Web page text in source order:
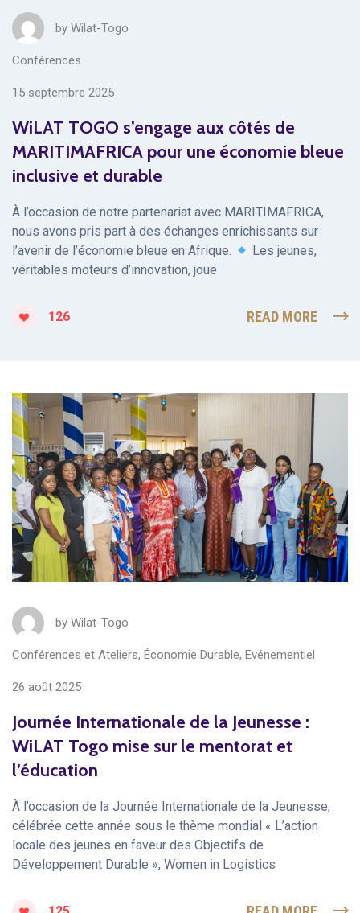
by Wilat-Togo
Conférences
15 septembre 2025
WiLAT TOGO s’engage aux côtés de
MARITIMAFRICA pour une économie bleue
inclusive et durable
À l’occasion de notre partenariat avec MARITIMAFRICA,
nous avons pris part à des échanges enrichissants sur
l’avenir de l’économie bleue en Afrique.
Les jeunes,
véritables moteurs d’innovation, joue
126 READ MORE
by Wilat-Togo
Conférences et Ateliers, Économie Durable, Evénementiel
26 août 2025
Journée Internationale de la Jeunesse :
WiLAT Togo mise sur le mentorat et
l’éducation
À l’occasion de la Journée Internationale de la Jeunesse,
célébrée cette année sous le thème mondial « L’action
locale des jeunes en faveur des Objectifs de
Développement Durable », Women in Logistics